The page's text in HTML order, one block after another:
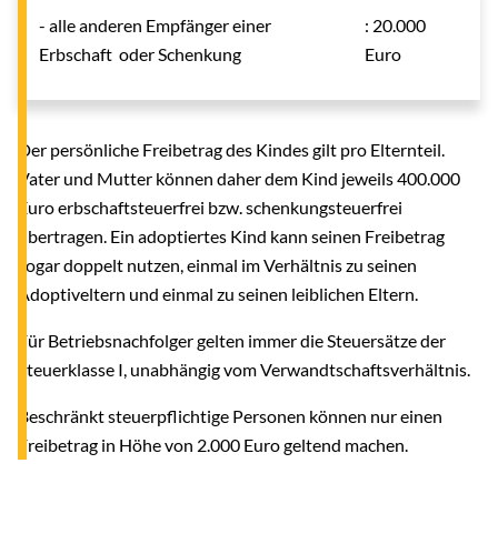
- alle anderen Empfänger einer
Erbschaft oder Schenkung
: 20.000
Euro
Der persönliche Freibetrag des Kindes gilt pro Elternteil.
Vater und Mutter können daher dem Kind jeweils 400.000
Euro erbschaftsteuerfrei bzw. schenkungsteuerfrei
übertragen. Ein adoptiertes Kind kann seinen Freibetrag
sogar doppelt nutzen, einmal im Verhältnis zu seinen
Adoptiveltern und einmal zu seinen leiblichen Eltern.
Für Betriebsnachfolger gelten immer die Steuersätze der
Steuerklasse I, unabhängig vom Verwandtschaftsverhältnis.
Beschränkt steuerpflichtige Personen können nur einen
Freibetrag in Höhe von 2.000 Euro geltend machen.